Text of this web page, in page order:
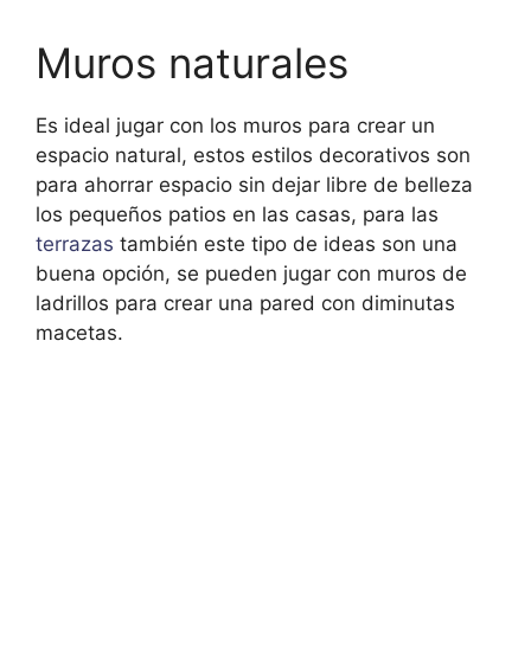
Muros naturales
Es ideal jugar con los muros para crear un
espacio natural, estos estilos decorativos son
para ahorrar espacio sin dejar libre de belleza
los pequeños patios en las casas, para las
terrazas también este tipo de ideas son una
buena opción, se pueden jugar con muros de
ladrillos para crear una pared con diminutas
macetas.